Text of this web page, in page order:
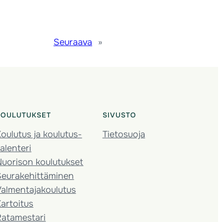
Seuraava »
ja koulutus­
koulutukset
SIVUSTO
Tietosuoja